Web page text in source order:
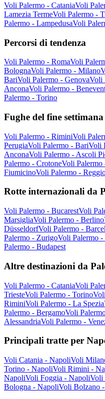
Voli Palermo - CataniaVoli
Lamezia TermeVoli Palermo -
Palermo - LampedusaVoli
Percorsi di tendenza
Voli Palermo - RomaVoli
BolognaVoli Palermo - Milano
BariVoli Palermo - GenovaVoli
AnconaVoli Palermo -
Palermo - Torino
Fughe del fine
Voli Palermo - RiminiVoli
PerugiaVoli Palermo - BariVoli
AnconaVoli Palermo - Ascoli
Palermo - CrotoneVoli Palermo
FiumicinoVoli Palermo -
Rotte internazionali da
Voli Palermo - BucarestVoli
MarsigliaVoli Palermo - Berlino
DüsseldorfVoli Palermo -
Palermo - ZurigoVoli Palermo
Palermo - Budapest
Altre destinazioni da
Voli Palermo - CataniaVoli
TriesteVoli Palermo - Torino
RiminiVoli Palermo - La Spezia
Palermo - BergamoVoli
AlessandriaVoli Palermo -
Principali tratte per
Voli Catania - NapoliVoli
Torino - NapoliVoli Rimini -
NapoliVoli Foggia - NapoliVoli
Bologna - NapoliVoli Bolzano